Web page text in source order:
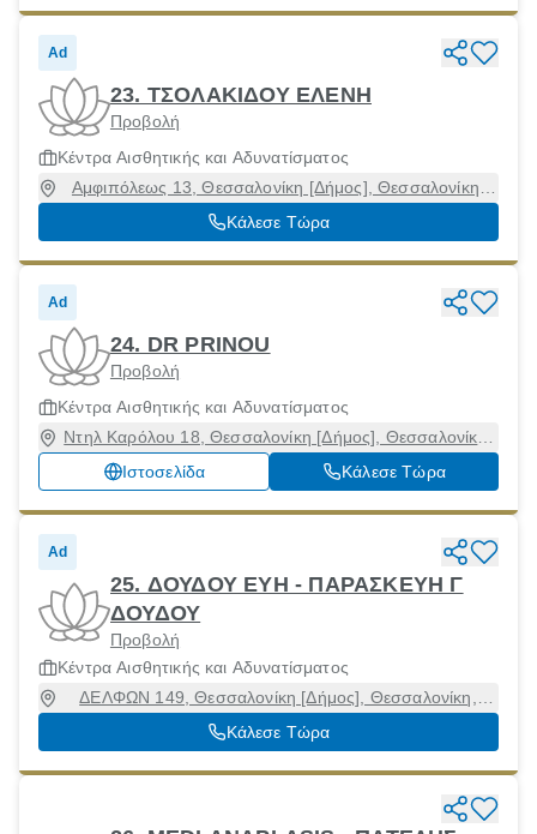
Ad
23. ΤΣΟΛΑΚΙΔΟΥ ΕΛΕΝΗ
Προβολή
Κέντρα Αισθητικής και Αδυνατίσματος
Αμφιπόλεως 13, Θεσσαλονίκη [Δήμος], Θεσσαλονίκη,
54454
Κάλεσε Τώρα
Ad
24. DR PRINOU
Προβολή
Κέντρα Αισθητικής και Αδυνατίσματος
Ντηλ Καρόλου 18, Θεσσαλονίκη [Δήμος], Θεσσαλονίκη,
54623
Ιστοσελίδα Κάλεσε Τώρα
Ad
25. ΔΟΥΔΟΥ ΕΥΗ - ΠΑΡΑΣΚΕΥΗ Γ
ΔΟΥΔΟΥ
Προβολή
Κέντρα Αισθητικής και Αδυνατίσματος
ΔΕΛΦΩΝ 149, Θεσσαλονίκη [Δήμος], Θεσσαλονίκη,
54248
Κάλεσε Τώρα